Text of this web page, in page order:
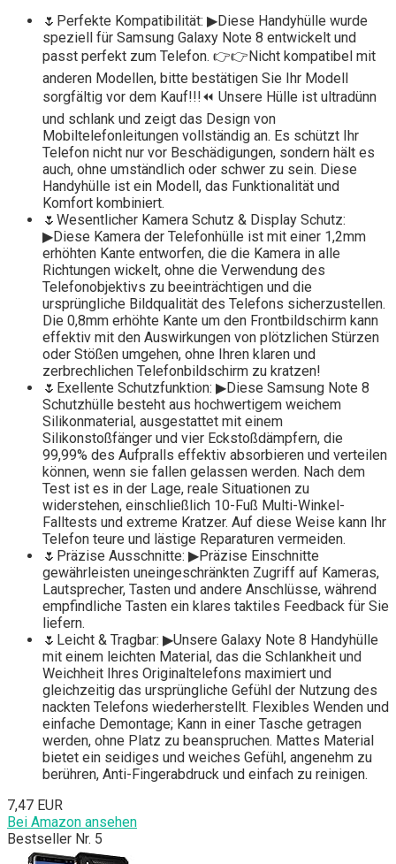
🌷Perfekte Kompatibilität: ▶Diese Handyhülle wurde
speziell für Samsung Galaxy Note 8 entwickelt und
passt perfekt zum Telefon. 👉👉Nicht kompatibel mit
anderen Modellen, bitte bestätigen Sie Ihr Modell
sorgfältig vor dem Kauf!!!⏪ Unsere Hülle ist ultradünn
und schlank und zeigt das Design von
Mobiltelefonleitungen vollständig an. Es schützt Ihr
Telefon nicht nur vor Beschädigungen, sondern hält es
auch, ohne umständlich oder schwer zu sein. Diese
Handyhülle ist ein Modell, das Funktionalität und
Komfort kombiniert.
🌷Wesentlicher Kamera Schutz & Display Schutz:
▶Diese Kamera der Telefonhülle ist mit einer 1,2mm
erhöhten Kante entworfen, die die Kamera in alle
Richtungen wickelt, ohne die Verwendung des
Telefonobjektivs zu beeinträchtigen und die
ursprüngliche Bildqualität des Telefons sicherzustellen.
Die 0,8mm erhöhte Kante um den Frontbildschirm kann
effektiv mit den Auswirkungen von plötzlichen Stürzen
oder Stößen umgehen, ohne Ihren klaren und
zerbrechlichen Telefonbildschirm zu kratzen!
🌷Exellente Schutzfunktion: ▶Diese Samsung Note 8
Schutzhülle besteht aus hochwertigem weichem
Silikonmaterial, ausgestattet mit einem
Silikonstoßfänger und vier Eckstoßdämpfern, die
99,99% des Aufpralls effektiv absorbieren und verteilen
können, wenn sie fallen gelassen werden. Nach dem
Test ist es in der Lage, reale Situationen zu
widerstehen, einschließlich 10-Fuß Multi-Winkel-
Falltests und extreme Kratzer. Auf diese Weise kann Ihr
Telefon teure und lästige Reparaturen vermeiden.
🌷Präzise Ausschnitte: ▶Präzise Einschnitte
gewährleisten uneingeschränkten Zugriff auf Kameras,
Lautsprecher, Tasten und andere Anschlüsse, während
empfindliche Tasten ein klares taktiles Feedback für Sie
liefern.
🌷Leicht & Tragbar: ▶Unsere Galaxy Note 8 Handyhülle
mit einem leichten Material, das die Schlankheit und
Weichheit Ihres Originaltelefons maximiert und
gleichzeitig das ursprüngliche Gefühl der Nutzung des
nackten Telefons wiederherstellt. Flexibles Wenden und
einfache Demontage; Kann in einer Tasche getragen
werden, ohne Platz zu beanspruchen. Mattes Material
bietet ein seidiges und weiches Gefühl, angenehm zu
berühren, Anti-Fingerabdruck und einfach zu reinigen.
7,47 EUR
Bei Amazon ansehen
Bestseller Nr. 5